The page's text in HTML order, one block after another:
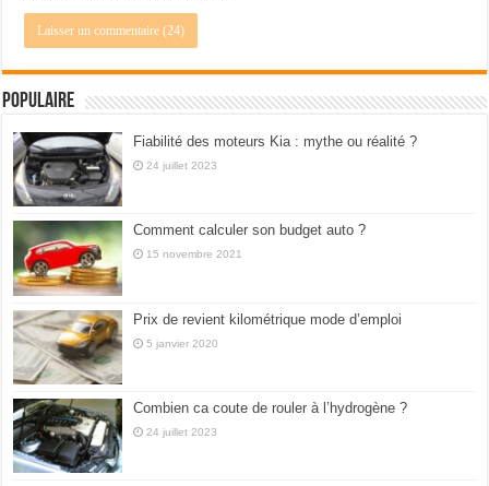
Populaire
Fiabilité des moteurs Kia : mythe ou réalité ?
24 juillet 2023
Comment calculer son budget auto ?
15 novembre 2021
Prix de revient kilométrique mode d’emploi
5 janvier 2020
Combien ca coute de rouler à l’hydrogène ?
24 juillet 2023